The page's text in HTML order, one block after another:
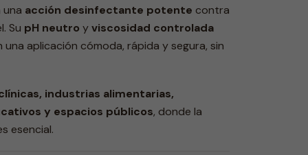
una acción desinfectante potente contra
Su pH neutro yviscosidad controlada
una aplicación cómoda, rápida y segura, sin
industrias alimentarias,
y espacios públicos, donde la
esencial.